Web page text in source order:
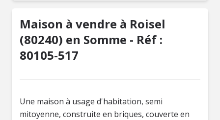
Maison à vendre à Roisel
(80240) en Somme - Réf :
80105-517
Une maison à usage d'habitation, semi
mitoyenne, construite en briques, couverte en